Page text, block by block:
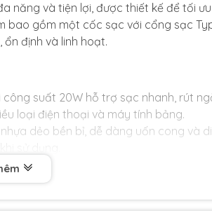
năng và tiện lợi, được thiết kế để tối
bao gồm một cốc sạc với cổng sạc
định và linh hoạt.
suất 20W hỗ trợ sạc nhanh, rút
loại điện thoại và máy tính bảng.
dẻo bền bỉ, dễ dàng uốn cong và
gọn, tiết kiệm không gian, dễ dàng
diện tích.
chống quá nhiệt, quá dòng và ngắn